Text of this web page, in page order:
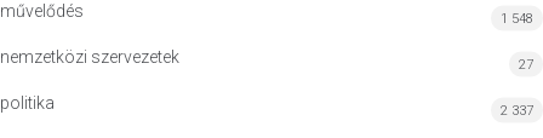
művelődés 1 548
nemzetközi szervezetek 27
politika 2 337